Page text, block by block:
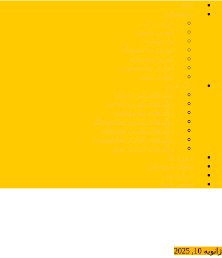
خانه
محصولات
اس پی ال
کورین نئوجن
مارمونایت
کورین سامسونگ
کورین هیوندای
کوارتز سایلستون
کوارتز توتم
رنگ بندی
رنگ های اس پی ال
رنگ های کورین نئوجن
رنگ های مارمونایت
رنگ های کورین سامسونگ
رنگ های کورین هیوندای
رنگ های کوارتز سایلستون
رنگ های کوارتز توتم
پروژه ها
سوالات متداول
درباره ما
تماس با ما
ژانویه 10, 2025